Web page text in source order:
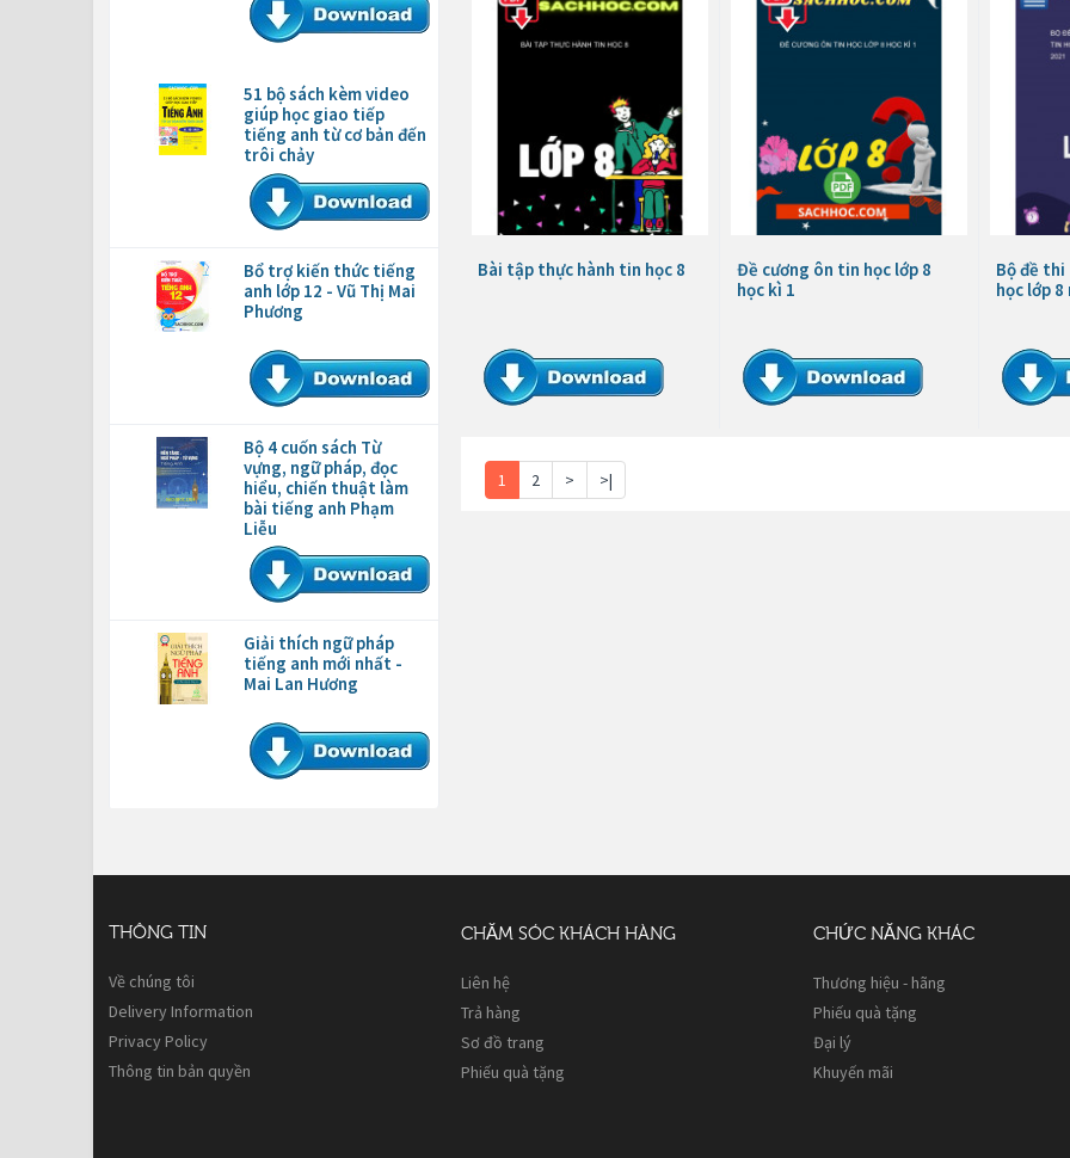
51 bộ sách kèm video
giúp học giao tiếp
tiếng anh từ cơ bản đến
trôi chảy
Bổ trợ kiến thức tiếng
anh lớp 12 - Vũ Thị Mai
Phương
Bộ 4 cuốn sách Từ
vựng, ngữ pháp, đọc
hiểu, chiến thuật làm
bài tiếng anh Phạm
Liễu
Giải thích ngữ pháp
tiếng anh mới nhất -
Mai Lan Hương
Bài tập thực hành tin học 8
Đề cương ôn tin học lớp 8
học kì 1
Bộ đề thi
học lớp 8
1 2 > >|
THÔNG TIN
Về chúng tôi
Delivery Information
Privacy Policy
Thông tin bản quyền
CHĂM SÓC KHÁCH HÀNG
Liên hệ
Trả hàng
Sơ đồ trang
Phiếu quà tặng
CHỨC NĂNG KHÁC
Thương hiệu - hãng
Phiếu quà tặng
Đại lý
Khuyến mãi